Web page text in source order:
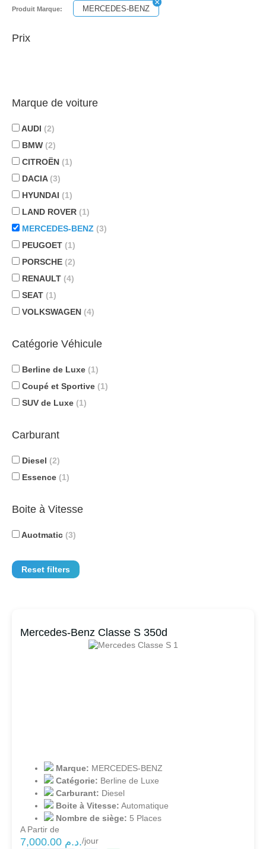
Produit Marque: MERCEDES-BENZ
Prix
Marque de voiture
AUDI (2)
BMW (2)
CITROËN (1)
DACIA (3)
HYUNDAI (1)
LAND ROVER (1)
MERCEDES-BENZ (3)
PEUGOET (1)
PORSCHE (2)
RENAULT (4)
SEAT (1)
VOLKSWAGEN (4)
Catégorie Véhicule
Berline de Luxe (1)
Coupé et Sportive (1)
SUV de Luxe (1)
Carburant
Diesel (2)
Essence (1)
Boite à Vitesse
Auotmatic (3)
Reset filters
Mercedes-Benz Classe S 350d
Marque: MERCEDES-BENZ
Catégorie: Berline de Luxe
Carburant: Diesel
Boite à Vitesse: Automatique
Nombre de siège: 5 Places
A Partir de
7,000.00 د.م./jour